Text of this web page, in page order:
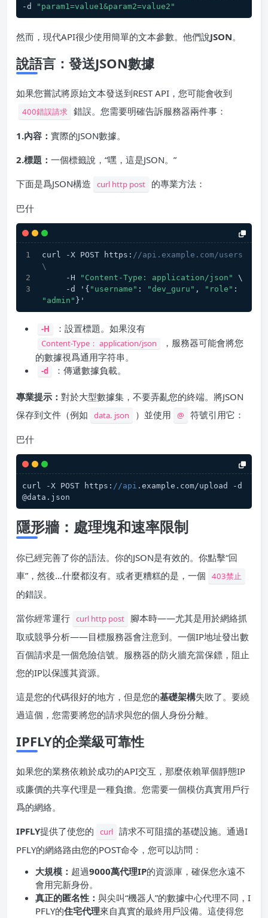
-d
"param1=value1&param2=value2"
然而，現代API很少使用簡單的文本參數。他們說JSON。
說語言：發送JSON數據
如果您嘗試將原始文本發送到REST API，您可能會收到
400錯誤請求 錯誤。您需要明確告訴服務器兩件事：
1.內容： 實際的JSON數據。
2.標題： 一個標籤說，“嘿，這是JSON。”
下面是爲JSON構造
curl http post 的專業方法：
巴什
curl -X POST https: //api.example.com/users
\
     -H
"Content-Type: application/json"
\
     -d '{
"username" : "dev_guru" , "role"
"admin" }'
-H ：設置標題。如果沒有
Content-Type： application/json
，服務器可能會將您
的數據視爲通用字符串。
-d ：傳遞數據負載。
專業提示： 對於大型數據集，不要弄亂您的終端。將JSON
保存到文件（例如
data. json ）並使用 @ 符號引用它：
巴什
curl -X POST https: //api .example.com/upload -d
@data.json
隱形牆：處理塊和速率限制
你已經完善了你的語法。你的JSON是有效的。你點擊“回
車”，然後…什麼都沒有。或者更糟糕的是，一個
403禁止
的錯誤。
當你經常運行 curl http post
腳本時——尤其是用於網絡抓
取或競爭分析——目標服務器會注意到。一個IP地址發出數
百個請求是一個危險信號。服務器的防火牆充當保鏢，阻止
您的IP以保護其資源。
這是您的代碼很好的地方，但是您的基礎架構失敗了。要繞
過這個，您需要將您的請求與您的個人身份分離。
IPFLY的企業級可靠性
如果您的業務依賴於成功的API交互，那麼依賴單個靜態IP
或廉價的共享代理是一種負擔。您需要一個模仿真實用戶行
爲的網絡。
IPFLY提供了使您的 curl 請求不可阻擋的基礎設施。通過I
PFLY的網絡路由您的POST命令，您可以訪問：
大規模： 超過9000萬代理IP的資源庫，確保您永遠不
會用完新身份。
真正的匿名性： 與尖叫“機器人”的數據中心代理不同，I
PFLY的住宅代理來自真實的最終用戶設備。這使得您